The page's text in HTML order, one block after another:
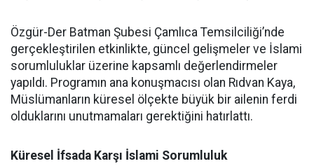
Özgür-Der Batman Şubesi Çamlıca Temsilciliği’nde
gerçekleştirilen etkinlikte, güncel gelişmeler ve İslami
sorumluluklar üzerine kapsamlı değerlendirmeler
yapıldı. Programın ana konuşmacısı olan Rıdvan Kaya,
Müslümanların küresel ölçekte büyük bir ailenin ferdi
olduklarını unutmamaları gerektiğini hatırlattı.
Küresel İfsada Karşı İslami Sorumluluk